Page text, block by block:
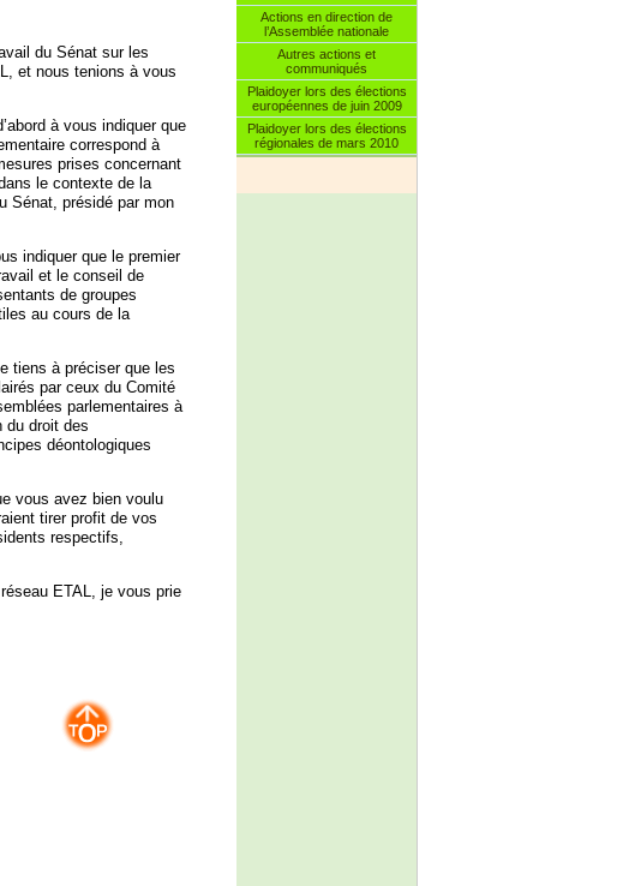
Actions en direction de
l’Assemblée nationale
Autres actions et
communiqués
Plaidoyer lors des élections
européennes de juin 2009
Plaidoyer lors des élections
régionales de mars 2010
du Sénat sur les
et nous tenions à vous
à vous indiquer que
correspond à
prises concernant
le contexte de la
Sénat, présidé par mon
indiquer que le premier
et le conseil de
de groupes
au cours de la
tiens à préciser que les
par ceux du Comité
parlementaires à
du droit des
déontologiques
vous avez bien voulu
tirer profit de vos
respectifs,
ETAL, je vous prie